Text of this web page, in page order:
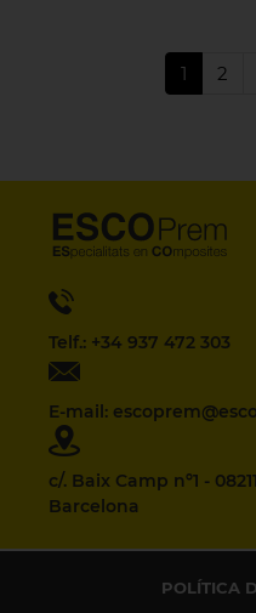
1 2
Telf.: +34 937 472 303
E-mail:
c/. Baix Camp nº1 -
Barcelona
POLÍTICA